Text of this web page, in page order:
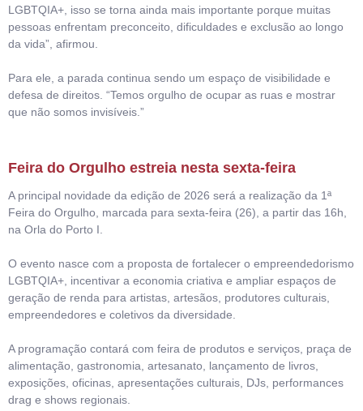
LGBTQIA+, isso se torna ainda mais importante porque muitas
pessoas enfrentam preconceito, dificuldades e exclusão ao longo
da vida”, afirmou.
Para ele, a parada continua sendo um espaço de visibilidade e
defesa de direitos. “Temos orgulho de ocupar as ruas e mostrar
que não somos invisíveis.”
Feira do Orgulho estreia nesta sexta-feira
A principal novidade da edição de 2026 será a realização da 1ª
Feira do Orgulho, marcada para sexta-feira (26), a partir das 16h,
na Orla do Porto I.
O evento nasce com a proposta de fortalecer o empreendedorismo
LGBTQIA+, incentivar a economia criativa e ampliar espaços de
geração de renda para artistas, artesãos, produtores culturais,
empreendedores e coletivos da diversidade.
A programação contará com feira de produtos e serviços, praça de
alimentação, gastronomia, artesanato, lançamento de livros,
exposições, oficinas, apresentações culturais, DJs, performances
drag e shows regionais.